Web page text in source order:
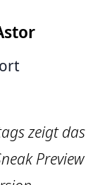
zeigt das
Preview